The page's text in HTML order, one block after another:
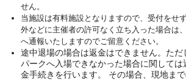
せん。
当施設は有料施設となりますので、受付をせ
外などに主催者の許可なく立ち入った場合は
へ通報いたしますのでご留意ください。
途中退場の場合は返金はできません。ただ
パークへ入場できなかった場合に関しては
金手続きを行います。 その場合、現地ま